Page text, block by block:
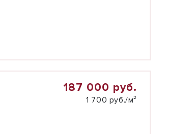
187 000 руб.
1 700 руб./м²